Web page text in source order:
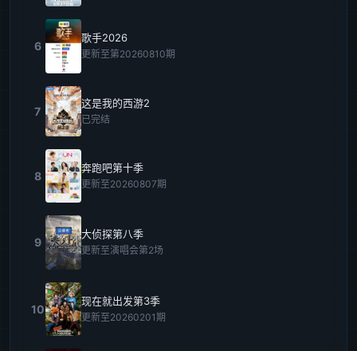
6
歌手2026
更新至第20260810期
7
这是我的西游2
已完结
8
奔跑吧第十季
更新至20260807期
9
大侦探第八季
更新至演唱会第2场
10
现在就出发第3季
更新至20260201期